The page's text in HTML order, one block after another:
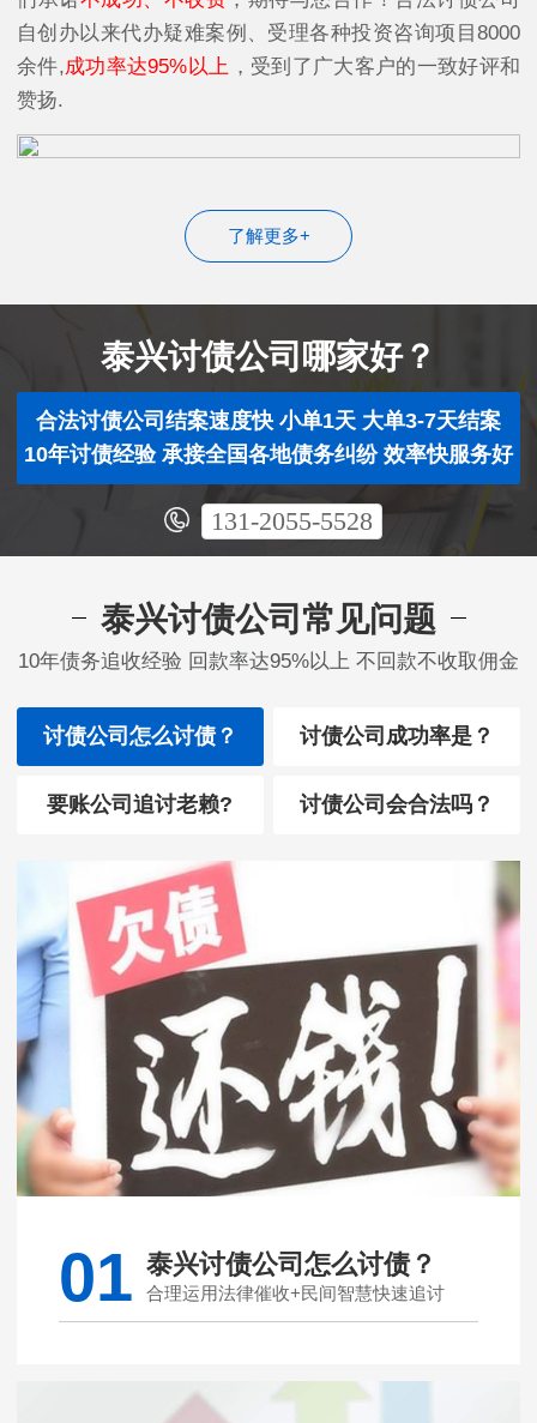
自创办以来代办疑难案例、受理各种投资咨询项目8000
余件,成功率达95%以上 ，受到了广大客户的一致好评和
赞扬.
了解更多+
泰兴讨债公司哪家好？
合法讨债公司结案速度快 小单1天 大单3-7天结案
10年讨债经验 承接全国各地债务纠纷 效率快服务好
131-2055-5528
泰兴讨债公司常见问题
10年债务追收经验 回款率达95%以上 不回款不收取佣金
讨债公司怎么讨债？ 讨债公司成功率是？
要账公司追讨老赖? 讨债公司会合法吗？
01 泰兴讨债公司怎么讨债？
合理运用法律催收+民间智慧快速追讨